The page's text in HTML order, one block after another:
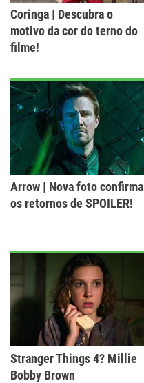
Coringa | Descubra o
motivo da cor do terno do
filme!
Arrow | Nova foto confirma
os retornos de SPOILER!
Stranger Things 4? Millie
Bobby Brown